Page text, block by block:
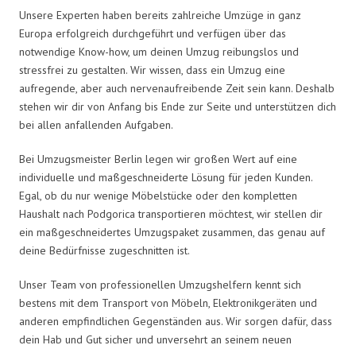
Unsere Experten haben bereits zahlreiche Umzüge in ganz
Europa erfolgreich durchgeführt und verfügen über das
notwendige Know-how, um deinen Umzug reibungslos und
stressfrei zu gestalten. Wir wissen, dass ein Umzug eine
aufregende, aber auch nervenaufreibende Zeit sein kann. Deshalb
stehen wir dir von Anfang bis Ende zur Seite und unterstützen dich
bei allen anfallenden Aufgaben.
Bei Umzugsmeister Berlin legen wir großen Wert auf eine
individuelle und maßgeschneiderte Lösung für jeden Kunden.
Egal, ob du nur wenige Möbelstücke oder den kompletten
Haushalt nach Podgorica transportieren möchtest, wir stellen dir
ein maßgeschneidertes Umzugspaket zusammen, das genau auf
deine Bedürfnisse zugeschnitten ist.
Unser Team von professionellen Umzugshelfern kennt sich
bestens mit dem Transport von Möbeln, Elektronikgeräten und
anderen empfindlichen Gegenständen aus. Wir sorgen dafür, dass
dein Hab und Gut sicher und unversehrt an seinem neuen